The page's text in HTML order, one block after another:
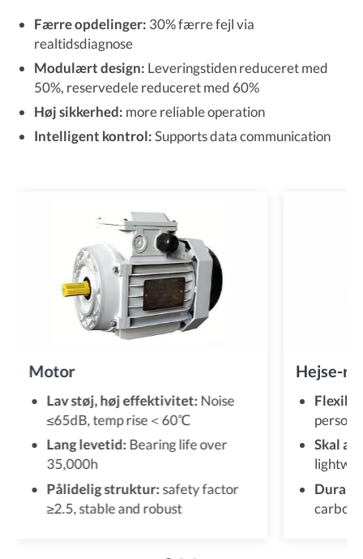
Færre opdelinger: 30% færre fejl via
realtidsdiagnose
Modulært design: Leveringstiden reduceret med
50%, reservedele reduceret med 60%
Høj sikkerhed: more reliable operation
Intelligent kontrol:Supports data communication
Motor
Lav støj, høj effektivitet:Noise
≤65dB, temp rise＜60℃
Lang levetid:Bearing life over
35,000h
Pålidelig struktur:safety factor
≥2.5, stable and robust
Hejse-
Skal af
carbon